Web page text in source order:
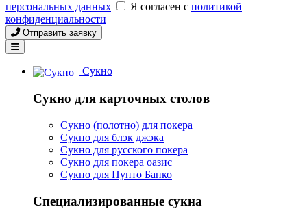
персональных данных
Я согласен с политикой
конфиденциальности
Отправить заявку
Сукно
Сукно для карточных столов
Сукно (полотно) для покера
Сукно для блэк джэка
Сукно для русского покера
Сукно для покера оазис
Сукно для Пунто Банко
Специализированные сукна